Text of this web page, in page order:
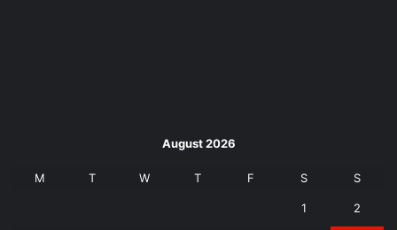
August 2026
M T W T F S S
1 2